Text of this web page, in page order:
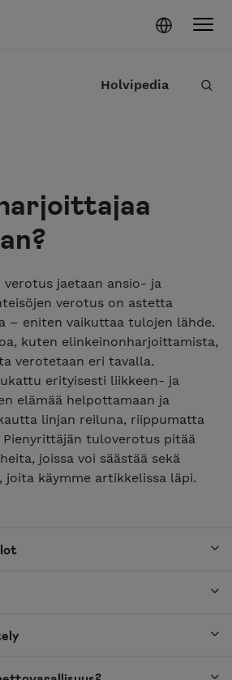
Holvipedia
H
verotus jaetaan ansio- ja
verotus on astetta
– eniten vaikuttaa tulojen lähde.
kuten elinkeinonharjoittamista,
verotetaan eri tavalla.
erityisesti liikkeen- ja
elämää helpottamaan ja
linjan reiluna, riippumatta
tuloverotus pitää
joissa voi säästää sekä
käymme artikkelissa läpi.